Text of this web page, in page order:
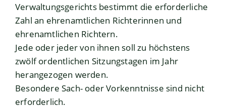
Verwaltungsgerichts bestimmt die erforderliche
Zahl an ehrenamtlichen Richterinnen und
ehrenamtlichen Richtern.
Jede oder jeder von ihnen soll zu höchstens
zwölf ordentlichen Sitzungstagen im Jahr
herangezogen werden.
Besondere Sach- oder Vorkenntnisse sind nicht
erforderlich.